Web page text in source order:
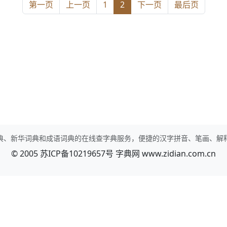
第一页 上一页 1 2 下一页 最后页
、新华词典和成语词典的在线查字典服务，便捷的汉字拼音、笔画、解
© 2005 苏ICP备10219657号 字典网 www.zidian.com.cn